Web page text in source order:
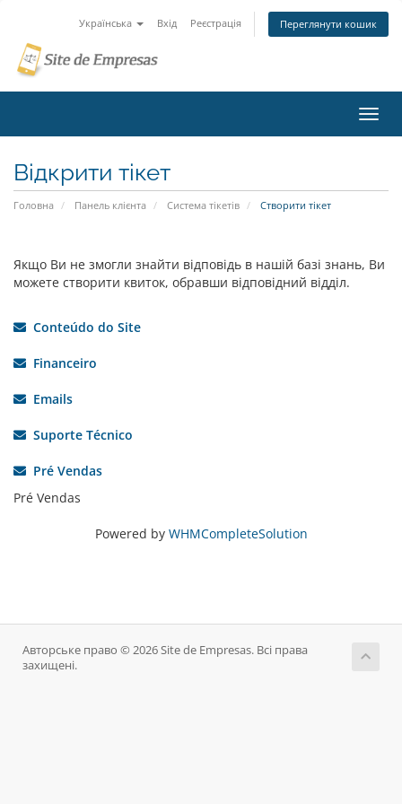
Українська Вхід Реєстрація Переглянути кошик
Відкрити тікет
Головна Панель клієнта Система тікетів Створити тікет
Якщо Ви не змогли знайти відповідь в нашій базі знань, Ви
можете створити квиток, обравши відповідний відділ.
Conteúdo do Site
Financeiro
Emails
Suporte Técnico
Pré Vendas
Pré Vendas
Powered by WHMCompleteSolution
Авторське право © 2026 Site de Empresas. Всі права
захищені.